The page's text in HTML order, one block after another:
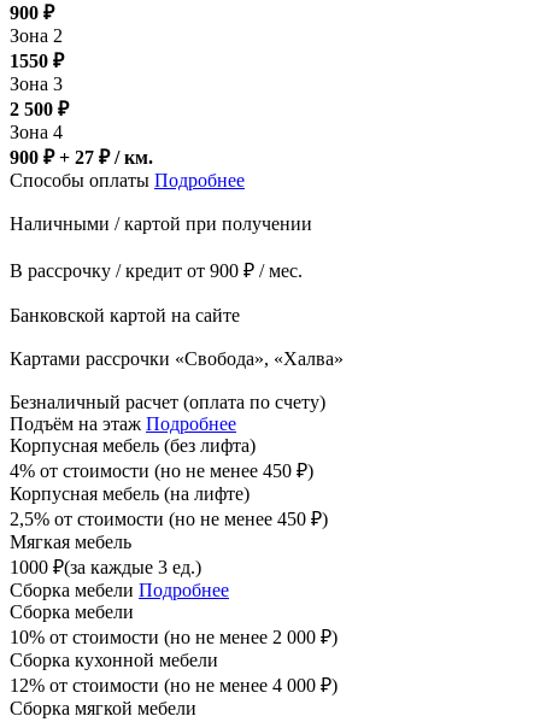
900 ₽
Зона 2
1550 ₽
Зона 3
2 500 ₽
Зона 4
900 ₽ + 27 ₽/ км.
Способы оплаты Подробнее
Наличными / картой при получении
В рассрочку / кредит от 900 ₽ / мес.
Банковской картой на сайте
Картами рассрочки «Свобода», «Халва»
Безналичный расчет (оплата по счету)
Подъём на этаж Подробнее
Корпусная мебель (без лифта)
4% от стоимости (но не менее 450 ₽)
Корпусная мебель (на лифте)
2,5% от стоимости (но не менее 450 ₽)
Мягкая мебель
1000 ₽(за каждые 3 ед.)
Сборка мебели Подробнее
Сборка мебели
10% от стоимости (но не менее 2 000 ₽)
Сборка кухонной мебели
12% от стоимости (но не менее 4 000 ₽)
Сборка мягкой мебели